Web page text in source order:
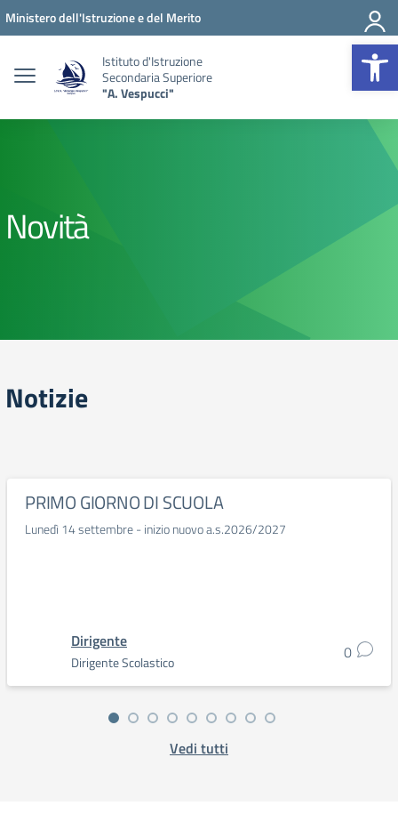
Vai ai contenuti
Vai al menu di navigazione
Vai al footer
Ministero dell'Istruzione e del Merito
Istituto d'Istruzione
Secondaria Superiore
"A. Vespucci"
Novità
Notizie
PRIMO GIORNO DI SCUOLA
Lunedì 14 settembre - inizio nuovo a.s.2026/2027
Dirigente
Dirigente Scolastico 0
Vedi tutti